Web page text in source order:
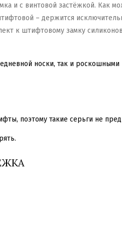
и с винтовой застёжкой. Как
– держится
к штифтовому замку
носки, так и роскошными
поэтому такие серьги не